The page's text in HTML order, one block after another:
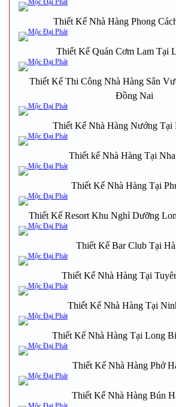
Thiết Kế Nhà Hàng Phong
Thiết Kế Quán Cơm Lam Tại
Thiết Kế Thi Công Nhà Hàng Sân
Đồng Nai
Thiết Kế Nhà Hàng Nướng Tại
Thiết kế Nhà Hàng Tại
Thiết Kế Nhà Hàng Tại
Thiết Kế Resort Khu Nghỉ Dưỡng
Thiết Kế Bar Club Tại
Thiết Kế Nhà Hàng Tại
Thiết Kế Nhà Hàng Tại
Thiết Kế Nhà Hàng Tại Long
Thiết Kế Nhà Hàng Phở
Thiết Kế Nhà Hàng Bún